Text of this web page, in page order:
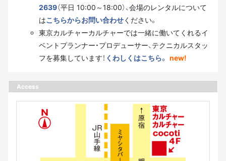
2639（平日 10:00～18:00）、会場のレンタルについて
はこちらからお問い合わせください。
東京カルチャーカルチャーでは一緒に働いてくれるイ
ベントプランナー・プロデューサー、テクニカルスタッ
フを募集しています！ くわしくはこちら。 new!
Access